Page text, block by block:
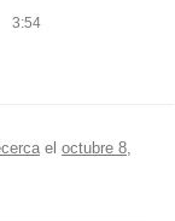
3:54
el octubre 8,